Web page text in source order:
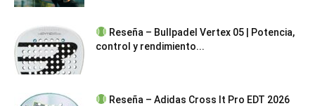
Reseña – Bullpadel Vertex 05 | Potencia,
control y rendimiento...
Reseña – Adidas Cross It Pro EDT 2026